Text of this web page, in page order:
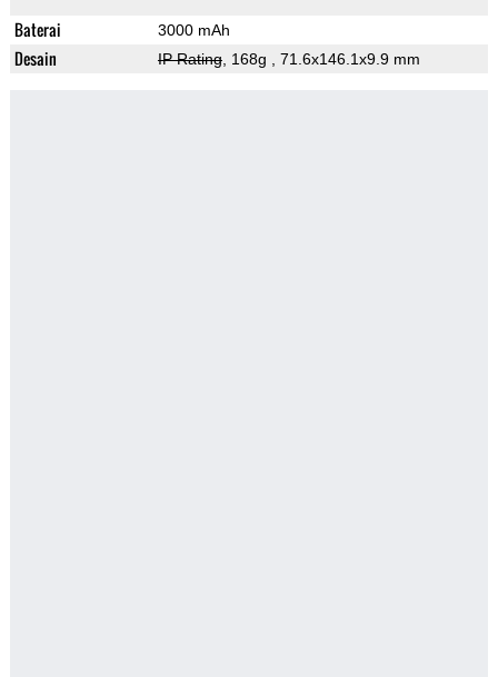
Baterai 3000 mAh
Desain IP Rating, 168g , 71.6x146.1x9.9 mm